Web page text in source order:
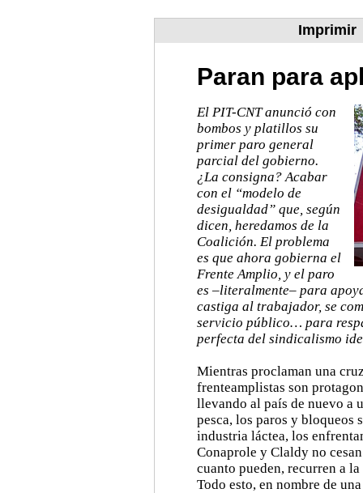
Imprimir
Paran para
El PIT-CNT anunció con
bombos y platillos su
primer paro general
parcial del gobierno.
¿La consigna? Acabar
con el “modelo de
desigualdad” que, según
dicen, heredamos de la
Coalición. El problema
es que ahora gobierna el
Frente Amplio, y el paro
es –literalmente– para
castiga al trabajador, se
servicio público… para
perfecta del sindicalismo
Mientras proclaman una
frenteamplistas son
llevando al país de nuevo a
pesca, los paros y bloqueos
industria láctea, los
Conaprole y Claldy no
cuanto pueden, recurren a
Todo esto, en nombre de